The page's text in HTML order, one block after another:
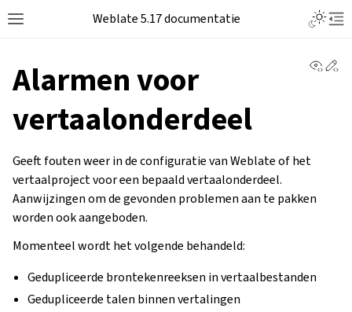
Weblate 5.17 documentatie
Alarmen voor
vertaalonderdeel
Geeft fouten weer in de configuratie van Weblate of het
vertaalproject voor een bepaald vertaalonderdeel.
Aanwijzingen om de gevonden problemen aan te pakken
worden ook aangeboden.
Momenteel wordt het volgende behandeld:
Gedupliceerde brontekenreeksen in vertaalbestanden
Gedupliceerde talen binnen vertalingen